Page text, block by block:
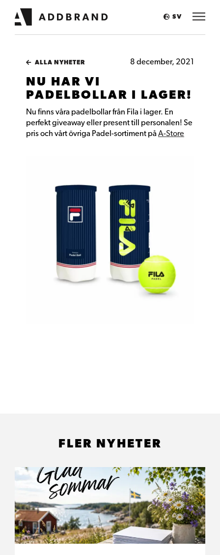
SV
ALLA NYHETER 8 december, 2021
NU HAR VI
PADELBOLLAR I LAGER!
Nu finns våra padelbollar från Fila i lager. En
perfekt giveaway eller present till personalen! Se
pris och vårt övriga Padel-sortiment påA-Store
FLER NYHETER